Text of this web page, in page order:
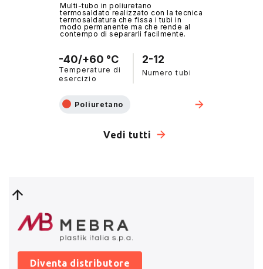
Multi-tubo in poliuretano
termosaldato realizzato con la tecnica
termosaldatura che fissa i tubi in
modo permanente ma che rende al
contempo di separarli facilmente.
-40/+60 °C
Temperature di
esercizio
2-12
Numero tubi
Poliuretano
Vedi tutti
Diventa distributore